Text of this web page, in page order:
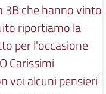
3B che hanno vinto
riportiamo la
per l'occasione
Carissimi
voi alcuni pensieri